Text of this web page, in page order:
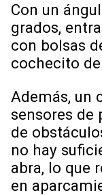
Con un
grados,
con bolsas
cochecito
Además, un
sensores de
de
no hay
abra, lo que
en